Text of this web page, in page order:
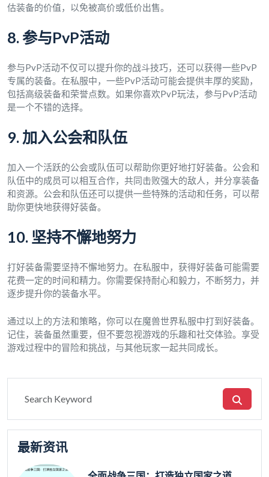
估装备的价值，以免被高价或低价出售。
8. 参与PvP活动
参与PvP活动不仅可以提升你的战斗技巧，还可以获得一些PvP
专属的装备。在私服中，一些PvP活动可能会提供丰厚的奖励，
包括高级装备和荣誉点数。如果你喜欢PvP玩法，参与PvP活动
是一个不错的选择。
9. 加入公会和队伍
加入一个活跃的公会或队伍可以帮助你更好地打好装备。公会和
队伍中的成员可以相互合作，共同击败强大的敌人，并分享装备
和资源。公会和队伍还可以提供一些特殊的活动和任务，可以帮
助你更快地获得好装备。
10. 坚持不懈地努力
打好装备需要坚持不懈地努力。在私服中，获得好装备可能需要
花费一定的时间和精力。你需要保持耐心和毅力，不断努力，并
逐步提升你的装备水平。
通过以上的方法和策略，你可以在魔兽世界私服中打到好装备。
记住，装备虽然重要，但不要忽视游戏的乐趣和社交体验。享受
游戏过程中的冒险和挑战，与其他玩家一起共同成长。
最新资讯